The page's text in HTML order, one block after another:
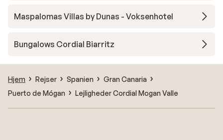
Maspalomas Villas by Dunas - Voksenhotel
Bungalows Cordial Biarritz
Hjem Rejser Spanien
Gran Canaria
Puerto de Mógan
Lejligheder Cordial Mogan Valle